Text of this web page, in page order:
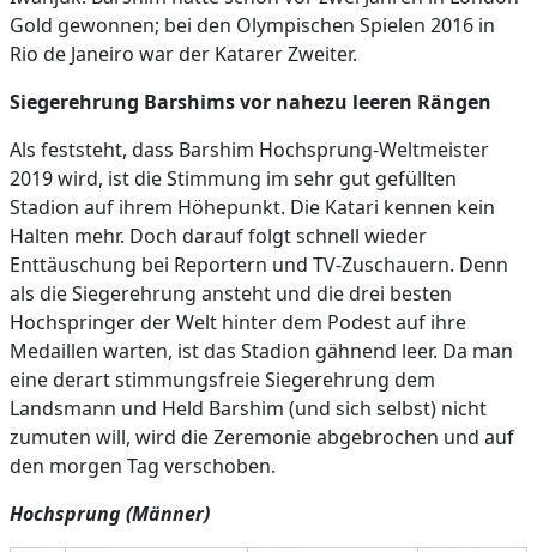
Gold gewonnen; bei den Olympischen Spielen 2016 in
Rio de Janeiro war der Katarer Zweiter.
Siegerehrung Barshims vor nahezu leeren Rängen
Als feststeht, dass Barshim Hochsprung-Weltmeister
2019 wird, ist die Stimmung im sehr gut gefüllten
Stadion auf ihrem Höhepunkt. Die Katari kennen kein
Halten mehr. Doch darauf folgt schnell wieder
Enttäuschung bei Reportern und TV-Zuschauern. Denn
als die Siegerehrung ansteht und die drei besten
Hochspringer der Welt hinter dem Podest auf ihre
Medaillen warten, ist das Stadion gähnend leer. Da man
eine derart stimmungsfreie Siegerehrung dem
Landsmann und Held Barshim (und sich selbst) nicht
zumuten will, wird die Zeremonie abgebrochen und auf
den morgen Tag verschoben.
Hochsprung (Männer)